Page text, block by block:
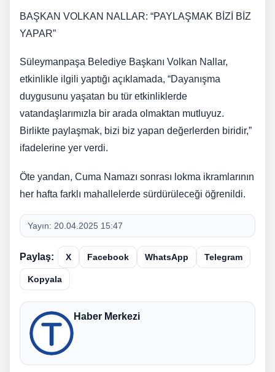
BAŞKAN VOLKAN NALLAR: “PAYLAŞMAK BİZİ BİZ
YAPAR”
Süleymanpaşa Belediye Başkanı Volkan Nallar,
etkinlikle ilgili yaptığı açıklamada, “Dayanışma
duygusunu yaşatan bu tür etkinliklerde
vatandaşlarımızla bir arada olmaktan mutluyuz.
Birlikte paylaşmak, bizi biz yapan değerlerden biridir,”
ifadelerine yer verdi.
Öte yandan, Cuma Namazı sonrası lokma ikramlarının
her hafta farklı mahallelerde sürdürüleceği öğrenildi.
Yayın: 20.04.2025 15:47
Paylaş: X Facebook WhatsApp Telegram
Kopyala
Haber Merkezi